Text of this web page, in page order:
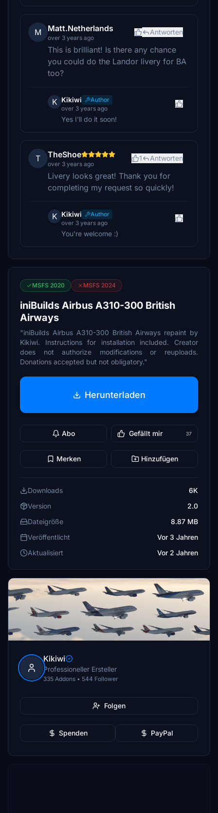
M Matt.Netherlands
over 3 years ago
Antworten
This is brilliant! Is there any chance
you could do the Landor livery for BA
too?
K Kikiwi
Author
over 3 years ago
Yes I'll do it soon!
T TheShoe
over 3 years ago
1 Antworten
Livery looks great! Thank you for
completing my request so quickly!
K Kikiwi
Author
over 3 years ago
You're welcome :)
MSFS 2020 MSFS 2024
iniBuilds Airbus A310-300 British
Airways
"iniBuilds Airbus A310-300 British Airways repaint by
Kikiwi. Instructions for installation included. Creator
does not authorize modifications or reuploads.
Donations accepted but not obligatory."
Herunterladen
Abo Gefällt mir 37
Merken Hinzufügen
Downloads
6K
Version
2.0
Dateigröße
8.87 MB
Veröffentlicht
Vor 3 Jahren
Aktualisiert
Vor 2 Jahren
Kikiwi
Professioneller Ersteller
335 Addons • 544 Follower
Folgen
Spenden PayPal